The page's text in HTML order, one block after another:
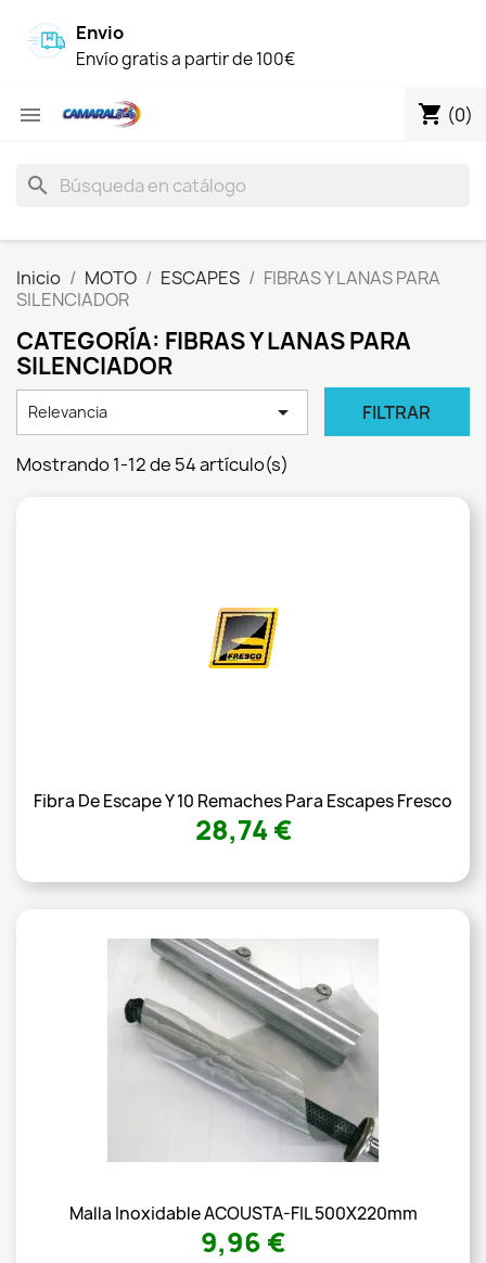
Envio
Envío gratis a partir de 100€
 shopping_cart (0)
search
Inicio MOTO ESCAPES
FIBRAS Y LANAS PARA
SILENCIADOR
CATEGORÍA: FIBRAS Y LANAS PARA
SILENCIADOR
Relevancia  FILTRAR
Mostrando 1-12 de 54 artículo(s)
Fibra De Escape Y 10 Remaches Para Escapes Fresco
28,74 €
Malla Inoxidable ACOUSTA-FIL 500X220mm
9,96 €